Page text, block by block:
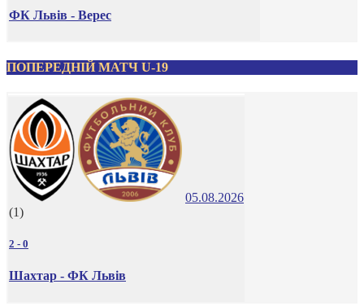
ФК Львів - Верес
ПОПЕРЕДНІЙ МАТЧ U-19
05.08.2026
(1)
2 - 0
Шахтар - ФК Львів